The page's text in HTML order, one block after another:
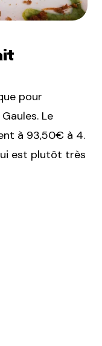
pour
Le
à 93,50€ à 4.
est plutôt très